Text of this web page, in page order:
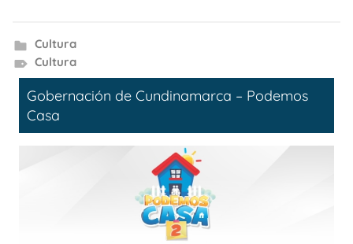
Cultura
Cultura
Gobernación de Cundinamarca – Podemos
Casa